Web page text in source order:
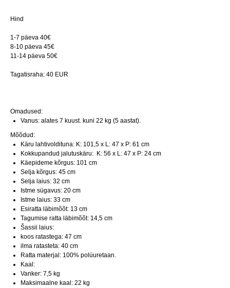
Hind
1-7 päeva 40€
8-10 päeva 45€
11-14 päeva 50€
Tagatisraha: 40 EUR
Omadused:
Vanus: alates 7 kuust. kuni 22 kg (5 aastat).
Mõõdud:
Käru lahtivoldituna: K: 101,5 x L: 47 x P: 61 cm
Kokkupandud jalutuskäru: K: 56 x L: 47 x P: 24 cm
Käepideme kõrgus: 101 cm
Selja kõrgus: 45 cm
Selja laius: 32 cm
Istme sügavus: 20 cm
Istme laius: 33 cm
Esiratta läbimõõt: 13 cm
Tagumise ratta läbimõõt: 14,5 cm
Šassii laius:
koos ratastega: 47 cm
ilma ratasteta: 40 cm
Ratta materjal: 100% polüuretaan.
Kaal:
Vanker: 7,5 kg
Maksimaalne kaal: 22 kg